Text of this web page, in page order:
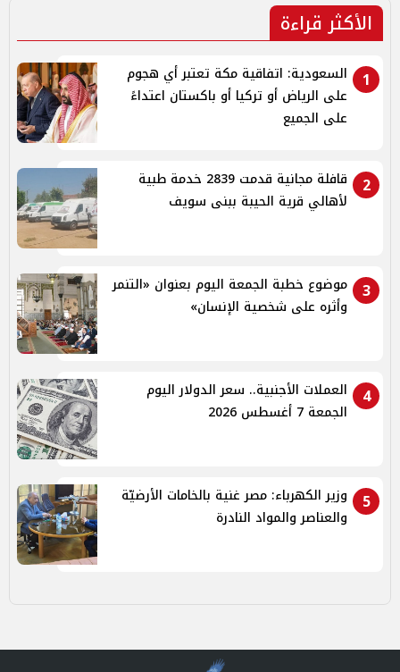
الأكثر قراءة
1
السعودية: اتفاقية مكة تعتبر أي هجوم
على الرياض أو تركيا أو باكستان اعتداءً
على الجميع
2
قافلة مجانية قدمت 2839 خدمة طبية
لأهالي قرية الحيبة ببنى سويف
3
موضوع خطبة الجمعة اليوم بعنوان «التنمر
وأثره على شخصية الإنسان»
4
العملات الأجنبية.. سعر الدولار اليوم
الجمعة 7 أغسطس 2026
5
وزير الكهرباء: مصر غنية بالخامات الأرضيّة
والعناصر والمواد النادرة